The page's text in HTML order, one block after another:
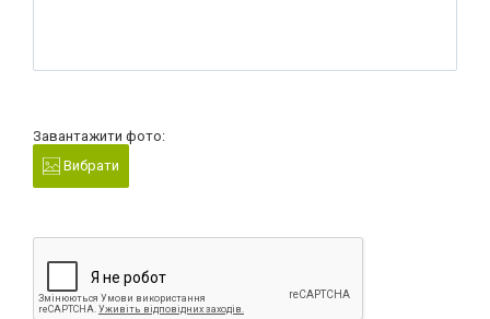
Завантажити фото:
Вибрати